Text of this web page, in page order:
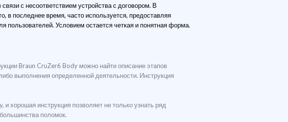
с несоответствием устройства с договором. В
в последнее время, часто используется, предоставляя
Условием остается четкая и понятная форма.
Braun CruZer6 Body можно найти описание этапов
выполнения определенной деятельности. Инструкция
хорошая инструкция позволяет не только узнать ряд
поломок.